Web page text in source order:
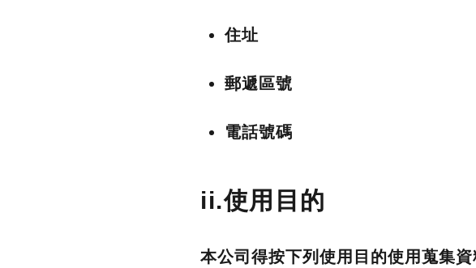
住址
郵遞區號
電話號碼
ii.使用目的
本公司得按下列使用目的使用蒐集資